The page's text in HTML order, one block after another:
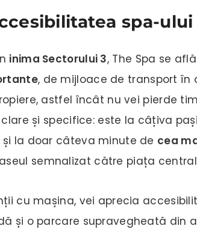
spa-
inima Sectorului 3, The Spa se
, de mijloace de transport în
astfel încât nu vei pierde
și specifice: este la câțiva
la doar câteva minute de cea
semnalizat către piața
cu mașina, vei aprecia
și o parcare supravegheată din